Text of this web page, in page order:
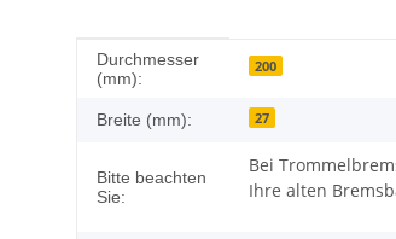
Produkteigenschaft
Wert
Durchmesser
(mm):
200
Breite (mm): 27
Bitte beachten
Sie:
Bei
Ihre alten